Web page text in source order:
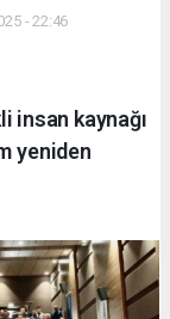
- 22:46
insan kaynağı
yeniden